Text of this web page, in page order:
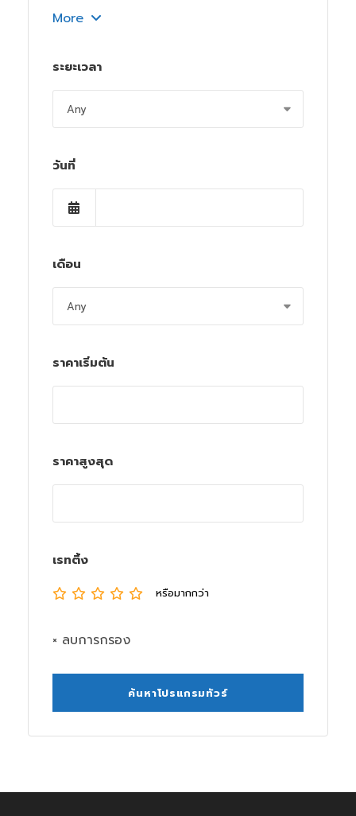
More
ระยะเวลา
วันที่
เดือน
ราคาเริ่มต้น
ราคาสูงสุด
เรทติ้ง
หรือมากกว่า
× ลบการกรอง